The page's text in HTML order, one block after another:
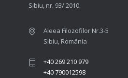
Sibiu, nr. 93/ 2010.
Aleea Filozofilor Nr.3-5
Sibiu, România
+40 269 210 979
+40 790012598